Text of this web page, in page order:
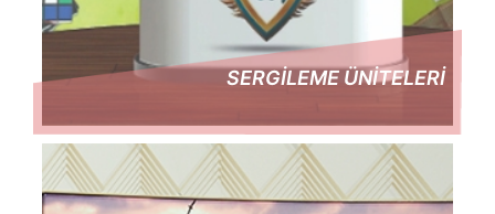
SERGİLEME ÜNİTELERİ